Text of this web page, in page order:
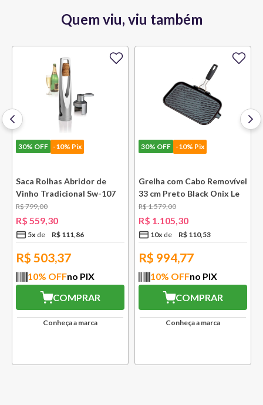
Quem viu, viu também
30% OFF -10% Pix
Saca Rolhas Abridor de
Vinho Tradicional Sw-107
Ply Le Creuset
R$799,00
R$ 559,30
5x R$ 111,86
R$ 503,37
10% OFFno PIX
COMPRAR
Conheça a marca
30% OFF -10% Pix
Grelha com Cabo Removível
33 cm Preto Black Onix Le
Creuset
R$1.579,00
R$ 1.105,30
10x R$ 110,53
R$ 994,77
10% OFFno PIX
COMPRAR
Conheça a marca